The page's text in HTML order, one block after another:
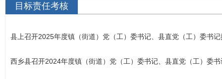
目标责任考核
县上召开2025年度镇（街道）党（工）委书记、县直党（工）委书
西乡县召开2024年度镇（街道）党（工）委书记、县直党（工）委